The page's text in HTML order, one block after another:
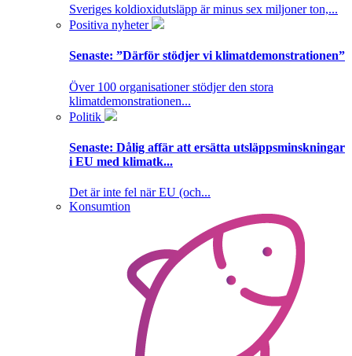
Sveriges koldioxidutsläpp är minus sex miljoner ton,...
Positiva nyheter
Senaste: ”Därför stödjer vi klimatdemonstrationen”
Över 100 organisationer stödjer den stora
klimatdemonstrationen...
Politik
Senaste: Dålig affär att ersätta utsläppsminskningar
i EU med klimatk...
Det är inte fel när EU (och...
Konsumtion